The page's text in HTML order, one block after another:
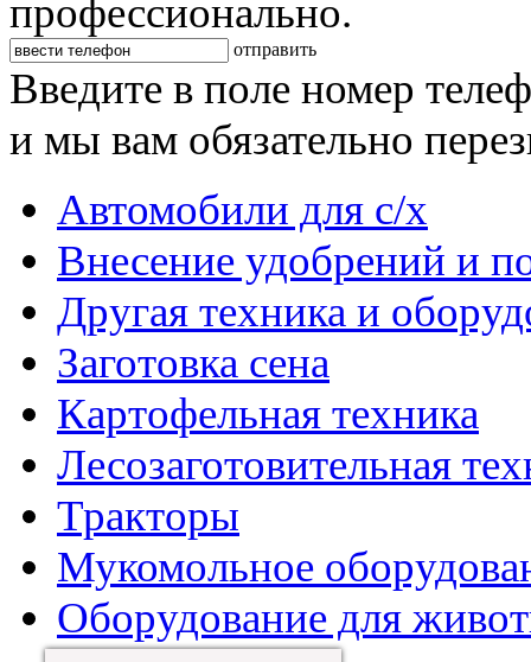
профессионально.
отправить
Введите в поле номер
и мы вам обязательно
Автомобили для с/х
Внесение удобрений и
Другая техника и
Заготовка сена
Картофельная техника
Лесозаготовительная
Тракторы
Мукомольное
Оборудование для